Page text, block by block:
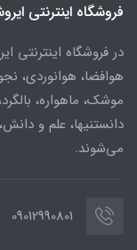
فروشگاه اینترنتی
در فروشگاه اینترنتی
هوافضا، هوانوردی،
موشک، ماهواره،
دانستنیها، علم و
می‌شوند.
09012990801